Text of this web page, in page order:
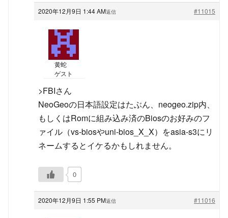
2020年12月9日 1:44 AM #11015
返信
黄蛇
ゲスト
>FBIさん
NeoGeoの日本語設定はたぶん、neogeo.zip内、
もしくはRomに組み込み済のBiosのお好みのフ
ァイル（vs-biosやuni-bios_X_X）をasia-s3にリ
ネームするとイケるかもしれません。
0
2020年12月9日 1:55 PM #11016
返信